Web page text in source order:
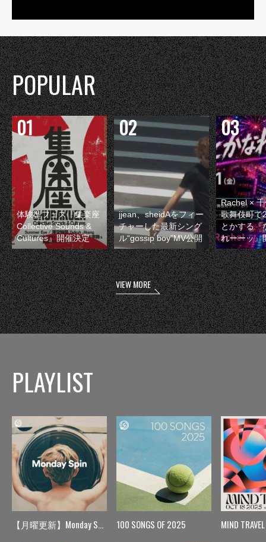
POPULAR
体験型フェス『集楽座
Collective Sounds &
Cultures』開催決定
jjean、sheidAをフィー
チャーした最新シング
ル“gossip boy”MV公開
Rachel ×
歌舞伎町で
とかする『
れーーッ』
VIEW MORE
PLAYLIST
【月曜更新】Monday Spin 100 SONGS OF 2025 MIND TRAVEL